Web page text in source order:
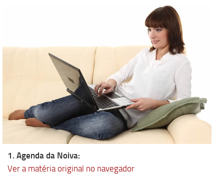
1. Agenda da Noiva:
Ver a matéria original no navegador